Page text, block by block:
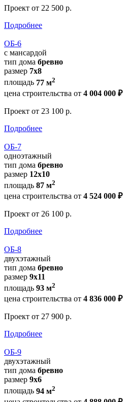
Проект от 22 500 р.
Подробнее
ОБ-6
с мансардой
тип дома бревно
размер 7x8
площадь 77 м2
цена строительства от 4 004 000 ₽
Проект от 23 100 р.
Подробнее
ОБ-7
одноэтажный
тип дома бревно
размер 12x10
площадь 87 м2
цена строительства от 4 524 000 ₽
Проект от 26 100 р.
Подробнее
ОБ-8
двухэтажный
тип дома бревно
размер 9x11
площадь 93 м2
цена строительства от 4 836 000 ₽
Проект от 27 900 р.
Подробнее
ОБ-9
двухэтажный
тип дома бревно
размер 9x6
площадь 94 м2